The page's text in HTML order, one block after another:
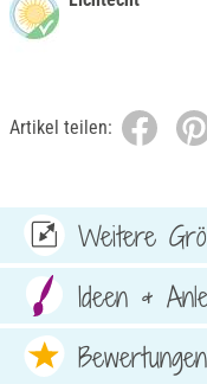
Artikel teilen:
Weitere
Ideen &
Bewertungen